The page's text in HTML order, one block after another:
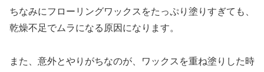
ちなみにフローリングワックスをたっぷり塗りすぎても、
乾燥不足でムラになる原因になります。
また、意外とやりがちなのが、ワックスを重ね塗りした時